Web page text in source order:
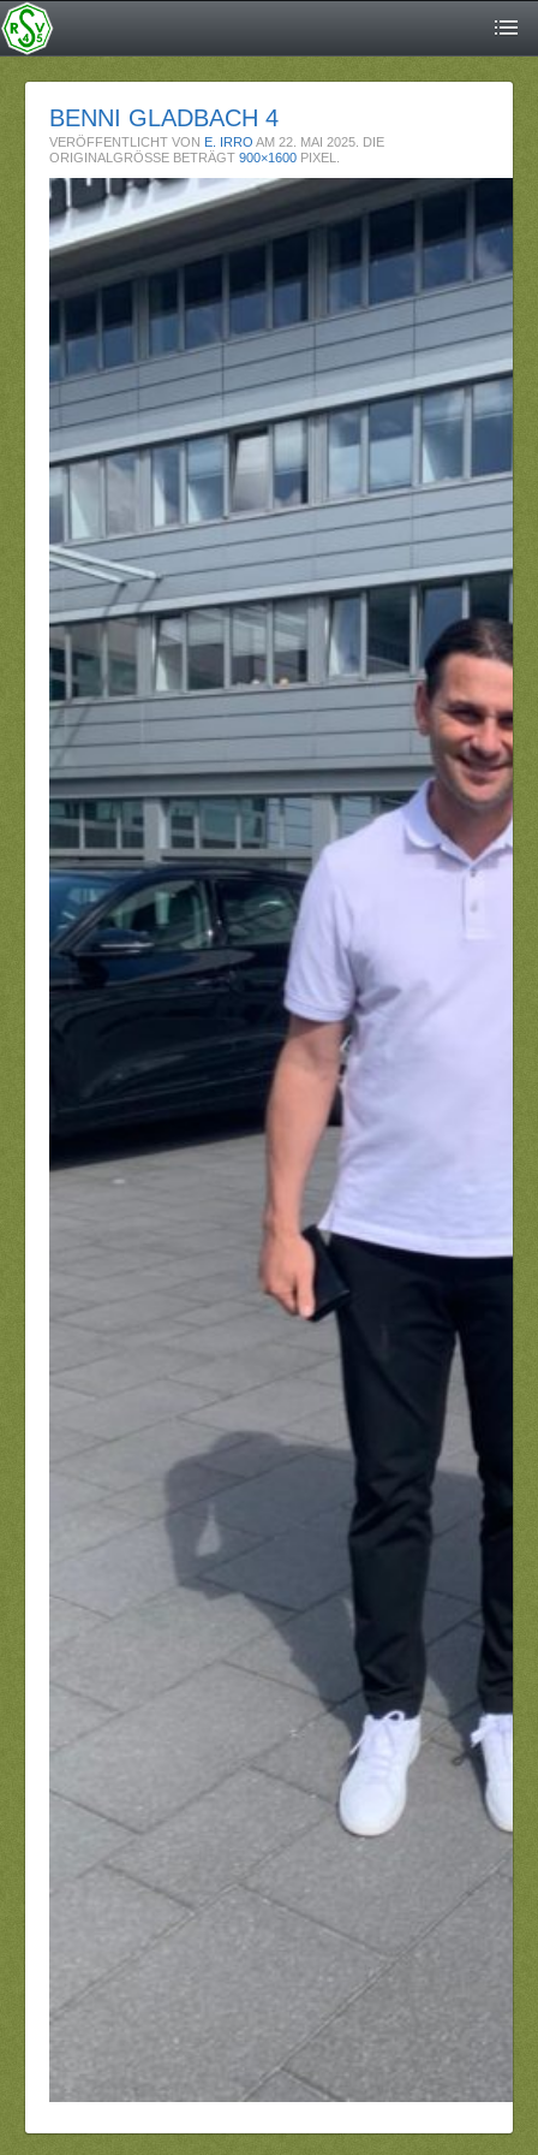
BENNI GLADBACH 4
VERÖFFENTLICHT VON E. IRRO AM 22. MAI 2025 . DIE
ORIGINALGRÖSSE BETRÄGT 900×1600 PIXEL.